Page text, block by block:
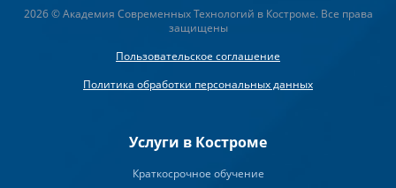
2026 © Академия Современных Технологий в Костроме. Все права
защищены
Пользовательское соглашение
Политика обработки персональных данных
Услуги в Костроме
Краткосрочное обучение